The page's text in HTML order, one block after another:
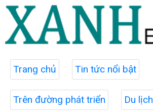
Trang chủ Tin tức nổi bật
Trên đường phát triển Du lịch